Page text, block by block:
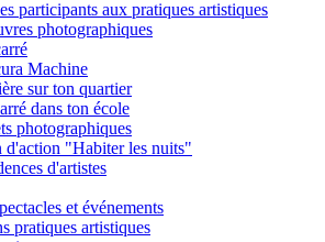
participants aux pratiques artistiques
photographiques
Machine
sur ton quartier
dans ton école
photographiques
d'action "Habiter les nuits"
d'artistes
et événements
pratiques artistiques